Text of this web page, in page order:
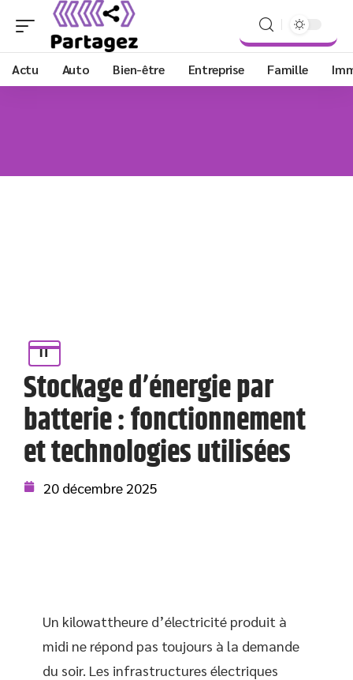
Actu Auto Bien-être Entreprise Famille
IT
Stockage d’énergie par
batterie : fonctionnement
et technologies utilisées
20 décembre 2025
Un kilowattheure d’électricité produit à
midi ne répond pas toujours à la demande
du soir. Les infrastructures électriques